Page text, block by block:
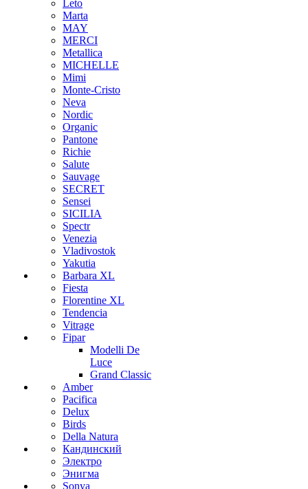
Leto
Marta
MAY
MERCI
Metallica
MICHELLE
Mimi
Monte-Cristo
Neva
Nordic
Organic
Pantone
Richie
Salute
Sauvage
SECRET
Sensei
SICILIA
Spectr
Venezia
Vladivostok
Yakutia
Barbara XL
Fiesta
Florentine XL
Tendencia
Vitrage
Fipar
Modelli De
Luce
Grand Classic
Amber
Pacifica
Delux
Birds
Della Natura
Кандинский
Электро
Энигма
Sonya